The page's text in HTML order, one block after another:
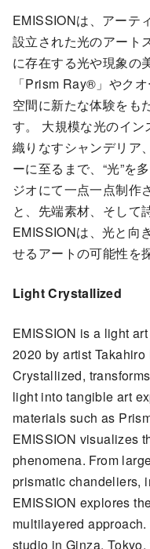
EMISSIONは、アーテ
設立された光のアート
に存在する光や現象の
「Prism Ray®」やク
空間に新たな体験をも
す。 大規模な光のイ
織りなすシャンデリア
ーに至るまで、“光”を
ジオにて一点一点制作
と、先端素材、そして
EMISSIONは、光と向
せるアートの可能性を
Light Crystallized
EMISSION is a light
2020 by artist
Crystallized,
light into tangible art
materials such as
EMISSION visualizes
phenomena. From
prismatic chandeliers,
EMISSION explores
multilayered
studio in Ginza,